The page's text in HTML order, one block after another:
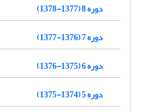
دوره 8 (1377-1378)
دوره 7 (1376-1377)
دوره 6 (1375-1376)
دوره 5 (1374-1375)